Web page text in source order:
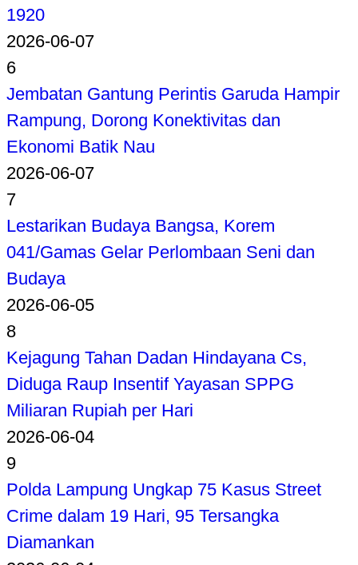
1920
2026-06-07
6
Jembatan Gantung Perintis Garuda Hampir
Rampung, Dorong Konektivitas dan
Ekonomi Batik Nau
2026-06-07
7
Lestarikan Budaya Bangsa, Korem
041/Gamas Gelar Perlombaan Seni dan
Budaya
2026-06-05
8
Kejagung Tahan Dadan Hindayana Cs,
Diduga Raup Insentif Yayasan SPPG
Miliaran Rupiah per Hari
2026-06-04
9
Polda Lampung Ungkap 75 Kasus Street
Crime dalam 19 Hari, 95 Tersangka
Diamankan